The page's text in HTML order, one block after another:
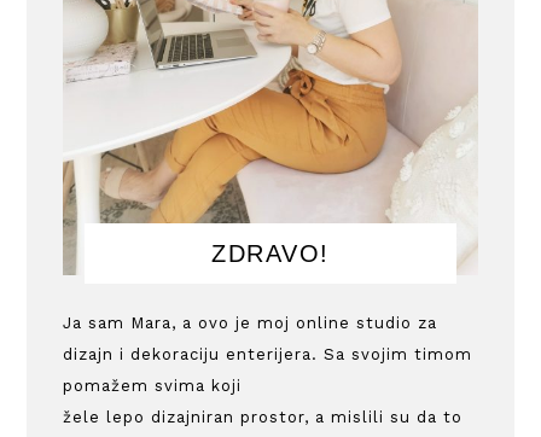
ZDRAVO!
Ja sam Mara, a ovo je moj online studio za
dizajn i dekoraciju enterijera. Sa svojim timom
pomažem svima koji
žele lepo dizajniran prostor, a mislili su da to